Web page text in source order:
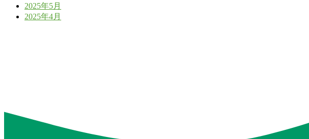
2025年5月
2025年4月